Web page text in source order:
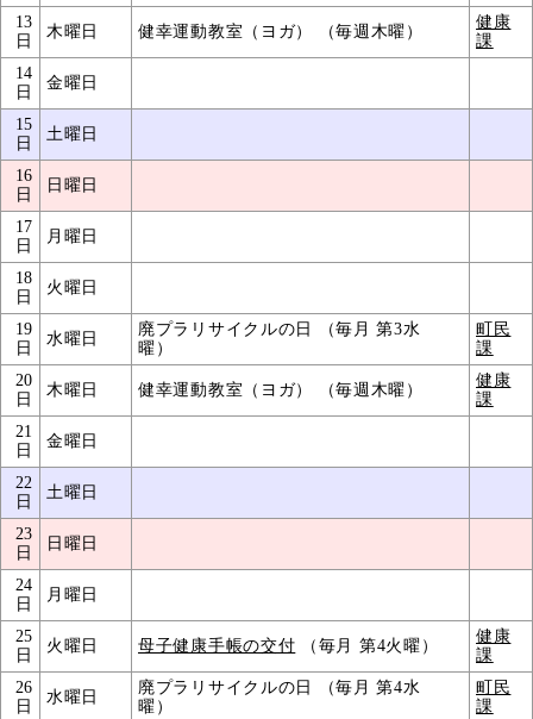
13
日
木曜日 健幸運動教室（ヨガ） （毎週木曜）
健康
課
14
日
金曜日
15
日
土曜日
16
日
日曜日
17
日
月曜日
18
日
火曜日
19
日
水曜日
廃プラリサイクルの日 （毎月 第3水
曜）
町民
課
20
日
木曜日 健幸運動教室（ヨガ） （毎週木曜）
健康
課
21
日
金曜日
22
日
土曜日
23
日
日曜日
24
日
月曜日
25
日
火曜日 母子健康手帳の交付 （毎月 第4火曜）
健康
課
26
日
水曜日
廃プラリサイクルの日 （毎月 第4水
曜）
町民
課